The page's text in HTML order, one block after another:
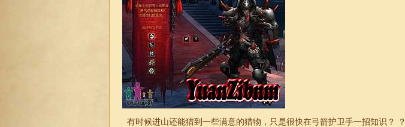
有时候进山还能猎到一些满意的猎物，只是很快在弓箭护卫手一招知识？